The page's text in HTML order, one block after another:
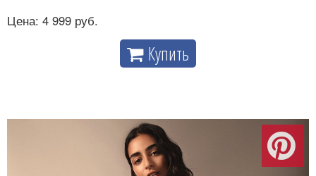
Цена: 4 999 руб.
Купить